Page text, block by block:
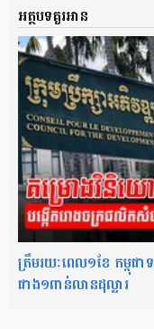
អត្ថបទគួរអាន
ត្រឹមរយៈពេល១ខែ កម្ពុ
ជាង១ពាន់លានដុល្លារ